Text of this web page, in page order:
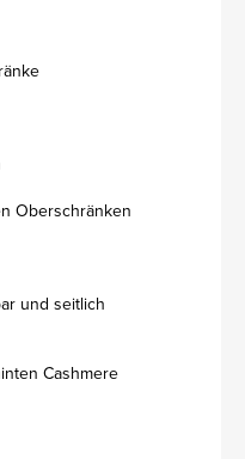
Oberschränken
und seitlich
Cashmere